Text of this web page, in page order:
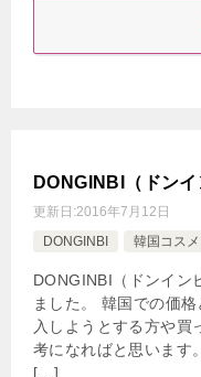
DONGINBI（ドン
更新日:2016年7月12日
DONGINBI
韓国コスメ
DONGINBI（ドンイン
ました。 韓国での価
入しようとする方や買
考になればと思います
[…]